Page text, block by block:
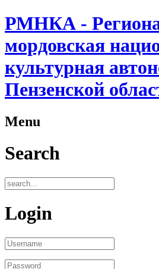
РМНКА -
мордовская
культурная
Пензенской
Menu
Search
Login